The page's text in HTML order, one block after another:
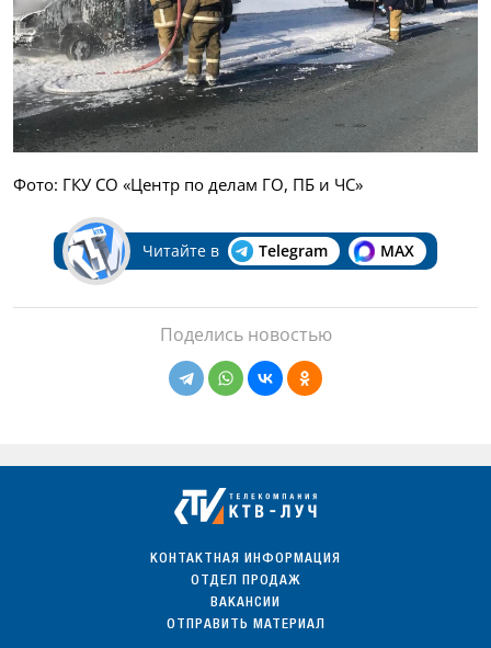
Фото: ГКУ СО «Центр по делам ГО, ПБ и ЧС»
Читайте в Telegram MAX
Поделись новостью
КОНТАКТНАЯ ИНФОРМАЦИЯ
ОТДЕЛ ПРОДАЖ
ВАКАНСИИ
ОТПРАВИТЬ МАТЕРИАЛ